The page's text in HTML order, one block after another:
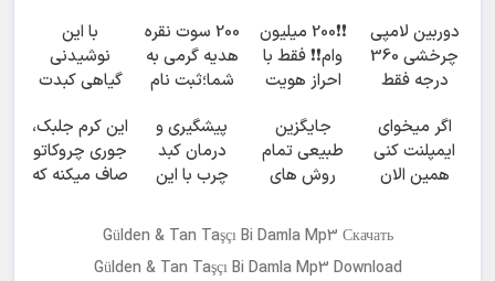
تخفیف ویژه)
فروشگاهت رو
ثبت کن
دوربین لامپی
چرخشی 360
درجه فقط
🔥 پرداخت
درب منزل
❗❗200 میلیون
وام❗❗ فقط با
احراز هویت
200 سوت نقره
هدیه گرمی به
شما؛ثبت نام
با این
نوشیدنی
گیاهی کبدت
پرقدرته55%تخفیف
اگر میخوای
ایمپلنت کنی
همین الان
تومان!!!
جایگزین
طبیعی تمام
روش های
رویش مو
پیشگیری و
درمان کبد
چرب با این
گیاهی
این کرم جلبک،
جوری چروکاتو
صاف میکنه که
کردی!(تخفیفGülden & Tan Taşçı Bi Damla Mp3 Скачать
Gülden & Tan Taşçı Bi Damla Mp3 Download